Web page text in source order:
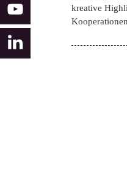
kreative